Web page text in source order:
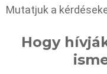
Mutatjuk a
Hogy